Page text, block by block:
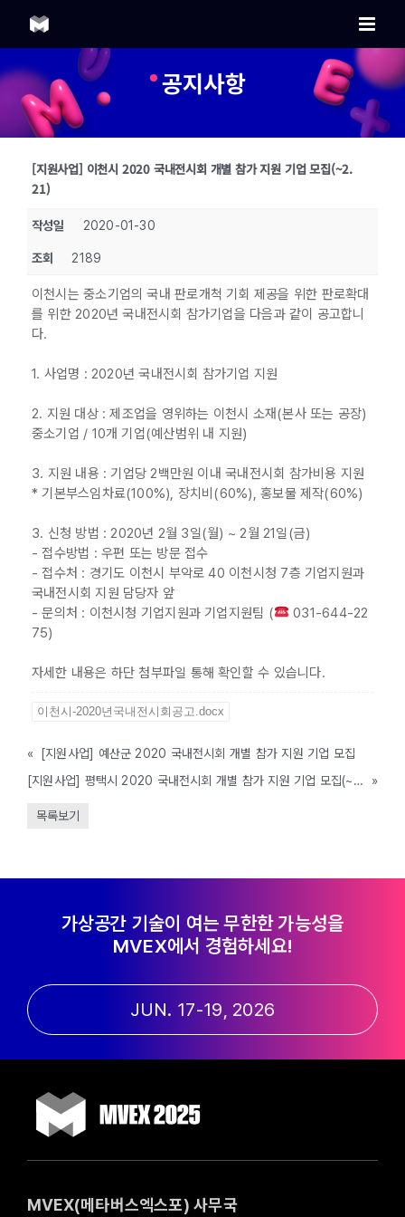
content
공지사항
[지원사업] 이천시 2020 국내전시회 개별 참가 지원 기업 모집(~2.
21)
작성일 2020-01-30
조회 2189
이천시는 중소기업의 국내 판로개척 기회 제공을 위한 판로확대
를 위한 2020년 국내전시회 참가기업을 다음과 같이 공고합니
다.
1. 사업명 : 2020년 국내전시회 참가기업 지원
2. 지원 대상 : 제조업을 영위하는 이천시 소재(본사 또는 공장)
중소기업 / 10개 기업(예산범위 내 지원)
3. 지원 내용 : 기업당 2백만원 이내 국내전시회 참가비용 지원
* 기본부스임차료(100%), 장치비(60%), 홍보물 제작(60%)
3. 신청 방법 : 2020년 2월 3일(월) ~ 2월 21일(금)
- 접수방법 : 우편 또는 방문 접수
- 접수처 : 경기도 이천시 부악로 40 이천시청 7층 기업지원과
국내전시회 지원 담당자 앞
- 문의처 : 이천시청 기업지원과 기업지원팀 (
031-644-22
75)
자세한 내용은 하단 첨부파일 통해 확인할 수 있습니다.
이천시-2020년국내전시회공고.docx
«
[지원사업] 예산군 2020 국내전시회 개별 참가 지원 기업 모집
[지원사업] 평택시 2020 국내전시회 개별 참가 지원 기업 모집(~2. 21)
»
목록보기
가상공간 기술이 여는 무한한 가능성을
MVEX에서 경험하세요!
JUN. 17-19, 2026
MVEX(메타버스엑스포) 사무국